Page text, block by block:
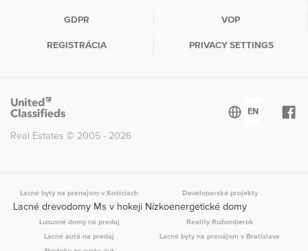
GDPR VOP
REGISTRÁCIA PRIVACY SETTINGS
Real Estates © 2005 - 2026
Lacné byty na prenajom v Košiciach Developerské projekty
Lacné drevodomy Ms v hokeji Nízkoenergetické domy
Luxusné domy na predaj
Reality Ružomberok
Lacné autá na predaj
Lacné byty na prenájom v Bratislave